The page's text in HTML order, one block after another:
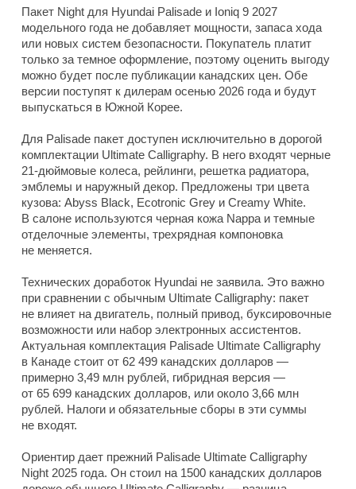
Пакет Night для Hyundai Palisade и Ioniq 9 2027
модельного года не добавляет мощности, запаса хода
или новых систем безопасности. Покупатель платит
только за темное оформление, поэтому оценить выгоду
можно будет после публикации канадских цен. Обе
версии поступят к дилерам осенью 2026 года и будут
выпускаться в Южной Корее.
Для Palisade пакет доступен исключительно в дорогой
комплектации Ultimate Calligraphy. В него входят черные
21-дюймовые колеса, рейлинги, решетка радиатора,
эмблемы и наружный декор. Предложены три цвета
кузова: Abyss Black, Ecotronic Grey и Creamy White.
В салоне используются черная кожа Nappa и темные
отделочные элементы, трехрядная компоновка
не меняется.
Технических доработок Hyundai не заявила. Это важно
при сравнении с обычным Ultimate Calligraphy: пакет
не влияет на двигатель, полный привод, буксировочные
возможности или набор электронных ассистентов.
Актуальная комплектация Palisade Ultimate Calligraphy
в Канаде стоит от 62 499 канадских долларов —
примерно 3,49 млн рублей, гибридная версия —
от 65 699 канадских долларов, или около 3,66 млн
рублей. Налоги и обязательные сборы в эти суммы
не входят.
Ориентир дает прежний Palisade Ultimate Calligraphy
Night 2025 года. Он стоил на 1500 канадских долларов